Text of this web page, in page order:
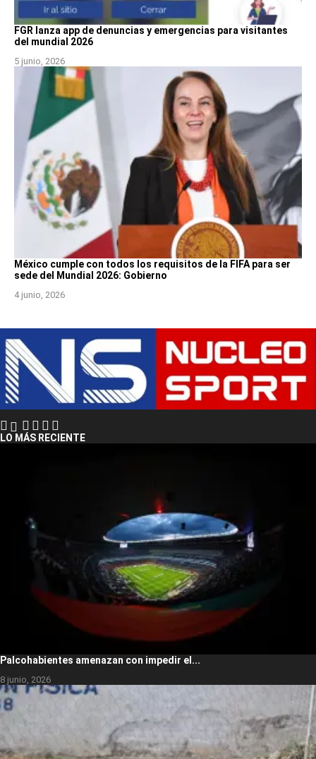
FGR lanza app de denuncias y emergencias para visitantes
del mundial 2026
5 junio, 2026
México cumple con todos los requisitos de la FIFA para ser
sede del Mundial 2026: Gobierno
4 junio, 2026
LO MÁS RECIENTE
Palcohabientes amenazan con impedir el...
8 junio, 2026